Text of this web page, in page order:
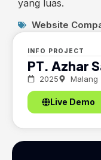
yang luas.
Website
INFO PROJECT
PT. Azhar
2025 Malang
Live Demo